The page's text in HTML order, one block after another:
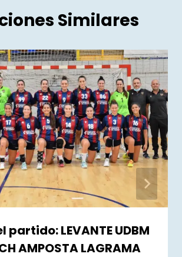
Similares
partido: LEVANTE UDBM
AMPOSTA LAGRAMA